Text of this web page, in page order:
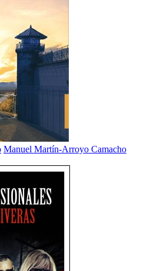
Manuel Martín-Arroyo Camacho